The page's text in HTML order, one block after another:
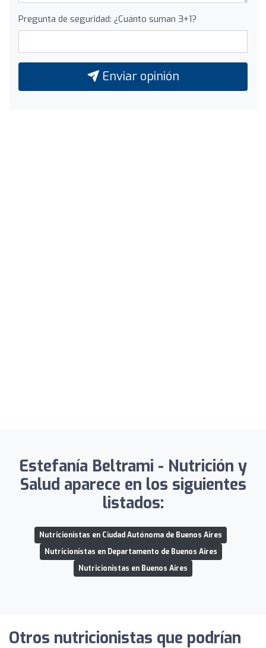
Pregunta de seguridad: ¿Cuánto suman 3+1?
Enviar opinión
Estefanía Beltrami - Nutrición y
Salud aparece en los siguientes
listados:
Nutricionistas en Ciudad Autónoma de Buenos Aires
Nutricionistas en Departamento de Buenos Aires
Nutricionistas en Buenos Aires
Otros nutricionistas que podrían